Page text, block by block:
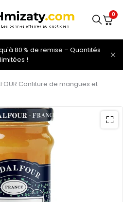
80 % de remise – Quantités
limitées !
0
Confiture de mangues et